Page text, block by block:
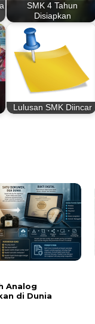
SMK 4 Tahun
Disiapkan
Lulusan SMK Diincar
Analog
di Dunia